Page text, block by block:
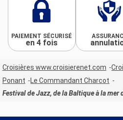
PAIEMENT SÉCURISÉ
en 4 fois
Croisières www.croisierenet.com
Ponant
Le Commandant Charcot
Festival de Jazz, de la Baltique à la mer